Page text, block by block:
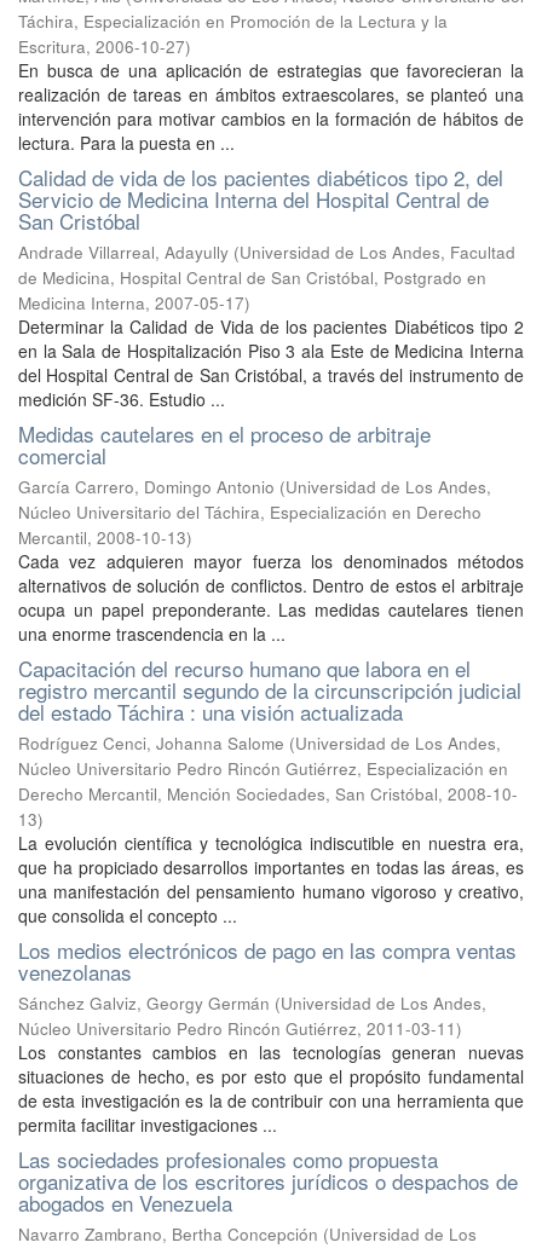
Táchira, Especialización en Promoción de la Lectura y la
Escritura, 2006-10-27)
En busca de una aplicación de estrategias que favorecieran la
realización de tareas en ámbitos extraescolares, se planteó una
intervención para motivar cambios en la formación de hábitos de
lectura. Para la puesta en ...
Calidad de vida de los pacientes diabéticos tipo 2, del
Servicio de Medicina Interna del Hospital Central de
San Cristóbal
Andrade Villarreal, Adayully (Universidad de Los Andes, Facultad
de Medicina, Hospital Central de San Cristóbal, Postgrado en
Medicina Interna, 2007-05-17)
Determinar la Calidad de Vida de los pacientes Diabéticos tipo 2
en la Sala de Hospitalización Piso 3 ala Este de Medicina Interna
del Hospital Central de San Cristóbal, a través del instrumento de
medición SF-36. Estudio ...
Medidas cautelares en el proceso de arbitraje
comercial
García Carrero, Domingo Antonio (Universidad de Los Andes,
Núcleo Universitario del Táchira, Especialización en Derecho
Mercantil, 2008-10-13)
Cada vez adquieren mayor fuerza los denominados métodos
alternativos de solución de conflictos. Dentro de estos el arbitraje
ocupa un papel preponderante. Las medidas cautelares tienen
una enorme trascendencia en la ...
Capacitación del recurso humano que labora en el
registro mercantil segundo de la circunscripción judicial
del estado Táchira : una visión actualizada
Rodríguez Cenci, Johanna Salome (Universidad de Los Andes,
Núcleo Universitario Pedro Rincón Gutiérrez, Especialización en
Derecho Mercantil, Mención Sociedades, San Cristóbal, 2008-10-
13)
La evolución científica y tecnológica indiscutible en nuestra era,
que ha propiciado desarrollos importantes en todas las áreas, es
una manifestación del pensamiento humano vigoroso y creativo,
que consolida el concepto ...
Los medios electrónicos de pago en las compra ventas
venezolanas
Sánchez Galviz, Georgy Germán (Universidad de Los Andes,
Núcleo Universitario Pedro Rincón Gutiérrez, 2011-03-11)
Los constantes cambios en las tecnologías generan nuevas
situaciones de hecho, es por esto que el propósito fundamental
de esta investigación es la de contribuir con una herramienta que
permita facilitar investigaciones ...
Las sociedades profesionales como propuesta
organizativa de los escritores jurídicos o despachos de
abogados en Venezuela
Navarro Zambrano, Bertha Concepción (Universidad de Los